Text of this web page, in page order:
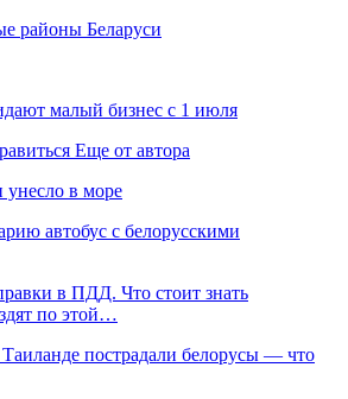
районы Беларуси
малый бизнес с 1 июля
Еще от автора
унесло в море
автобус с белорусскими
в ПДД. Что стоит знать
по этой…
пострадали белорусы — что